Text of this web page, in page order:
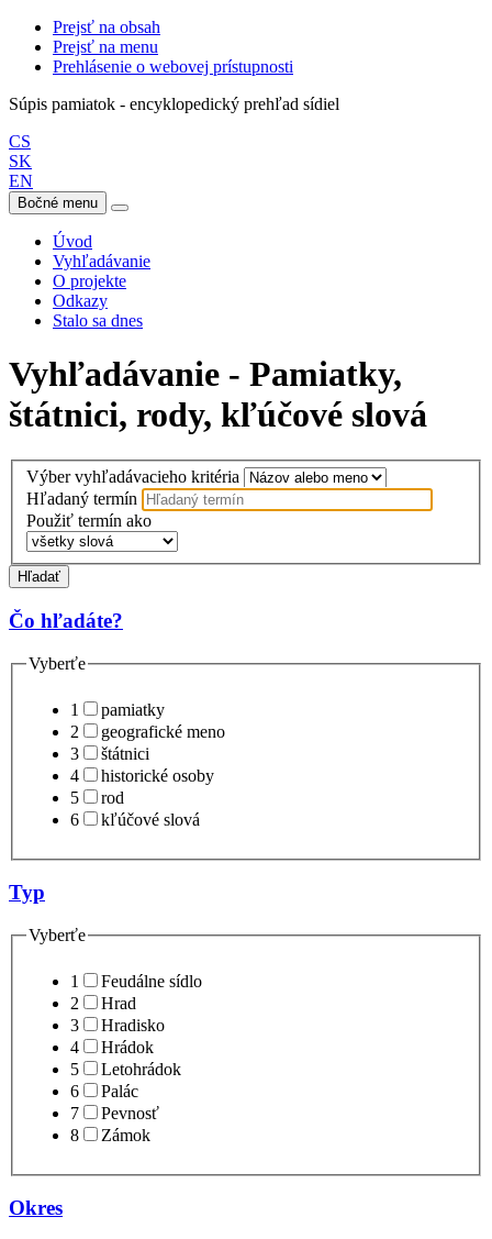
Prejsť na obsah
Prejsť na menu
Prehlásenie o webovej prístupnosti
Súpis pamiatok - encyklopedický prehľad sídiel
CS
SK
EN
Bočné menu
Úvod
Vyhľadávanie
O projekte
Odkazy
Stalo sa dnes
Vyhľadávanie - Pamiatky,
štátnici, rody, kľúčové slová
Výber vyhľadávacieho kritéria
Hľadaný termín
Použiť termín ako
Hľadať
Čo hľadáte?
Vyberťe
1
pamiatky
2
geografické meno
3
štátnici
4
historické osoby
5
rod
6
kľúčové slová
Typ
Vyberťe
1
Feudálne sídlo
2
Hrad
3
Hradisko
4
Hrádok
5
Letohrádok
6
Palác
7
Pevnosť
8
Zámok
Okres